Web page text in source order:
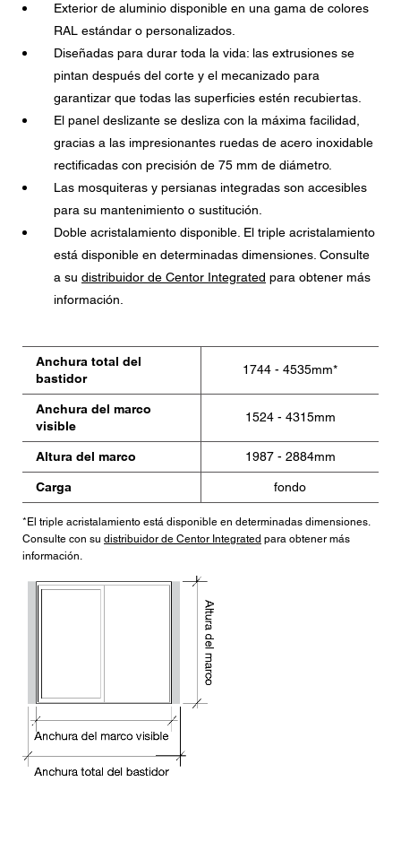
Exterior de aluminio disponible en una gama de colores
RAL estándar o personalizados.
Diseñadas para durar toda la vida: las extrusiones se
pintan después del corte y el mecanizado para
garantizar que todas las superficies estén recubiertas.
El panel deslizante se desliza con la máxima facilidad,
gracias a las impresionantes ruedas de acero inoxidable
rectificadas con precisión de 75 mm de diámetro.
Las mosquiteras y persianas integradas son accesibles
para su mantenimiento o sustitución.
Doble acristalamiento disponible. El triple acristalamiento
está disponible en determinadas dimensiones. Consulte
a su distribuidor de Centor Integrated para obtener más
información.
Anchura total del
bastidor
1744 - 4535mm*
Anchura del marco
visible
1524 - 4315mm
Altura del marco 1987 - 2884mm
Carga fondo
*El triple acristalamiento está disponible en determinadas dimensiones.
Consulte con su distribuidor de Centor Integrated para obtener más
información.
El uso de sus datos personales cumplirá con todas las
directrices de protección de datos.